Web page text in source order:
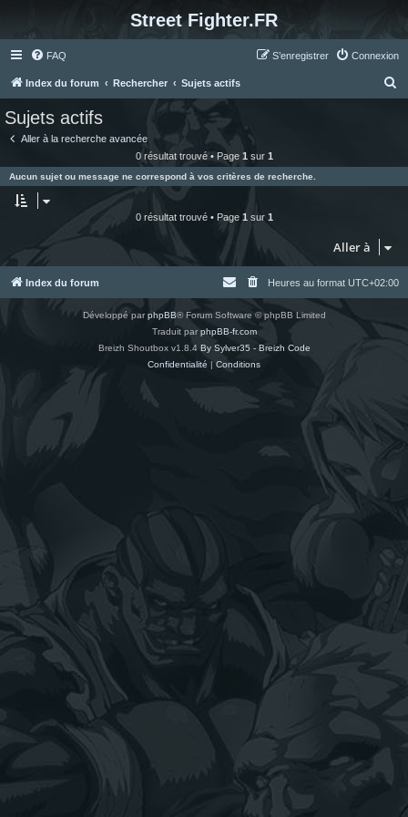
Street Fighter.FR
FAQ Connexion
S’enregistrer
Index du forum Rechercher Sujets actifs
e
r
Sujets actifs
Aller à la recherche avancée
0 résultat trouvé • Page 1 sur 1
Aucun sujet ou message ne correspond à vos critères de recherche.
0 résultat trouvé • Page 1 sur 1
Aller à
Index du forum Heures au format UTC+02:00
Développé parphpBB® Forum Software © phpBB Limited
Traduit parphpBB-fr.com
Breizh Shoutbox v1.8.4 By Sylver35 - Breizh Code
Confidentialité | Conditions